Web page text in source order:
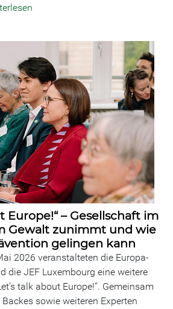
Europe!“ – Gesellschaft im
Gewalt zunimmt und wie
gelingen kann
2026 veranstalteten die Europa-
die JEF Luxembourg eine weitere
talk about Europe!“. Gemeinsam
sowie weiteren Experten